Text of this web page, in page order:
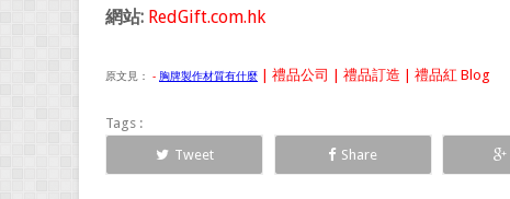
網站: RedGift.com.hk
原文見： - 胸牌製作材質有什麼 | 禮品公司 | 禮品訂造 | 禮品紅 Blog
Tags :
Tweet
Share